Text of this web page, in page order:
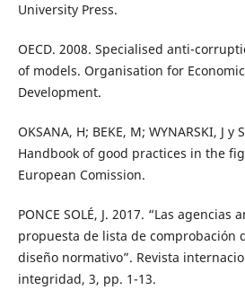
University Press.
OECD. 2008. Specialised anti-
of models. Organisation for
Development.
OKSANA, H; BEKE, M; WYNARSKI, J y
Handbook of good practices in the
European Comission.
PONCE SOLÉ, J. 2017. “Las
propuesta de lista de comprobación
diseño normativo”. Revista
integridad, 3, pp. 1-13.